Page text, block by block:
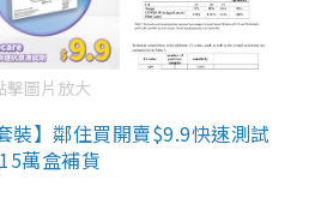
擊圖片放大
裝】鄰住買開賣$9.9快速測試
萬盒補貨